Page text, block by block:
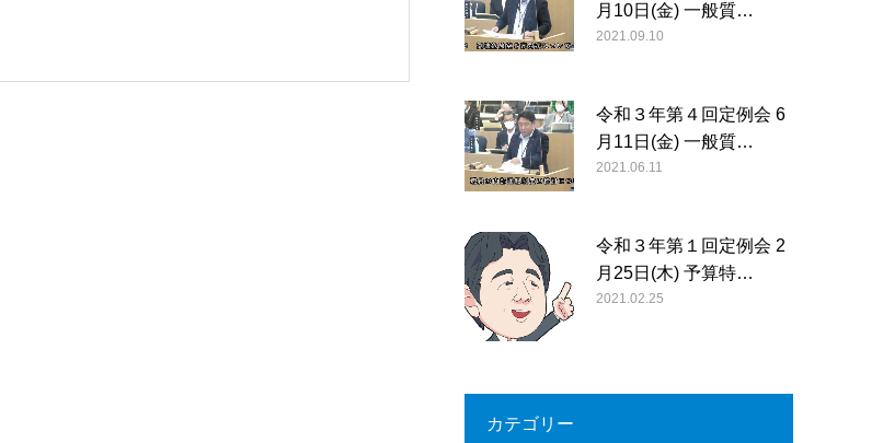
月10日(金) 一般質…
2021.09.10
令和３年第４回定例会 6
月11日(金) 一般質…
2021.06.11
令和３年第１回定例会 2
月25日(木) 予算特…
2021.02.25
カテゴリー